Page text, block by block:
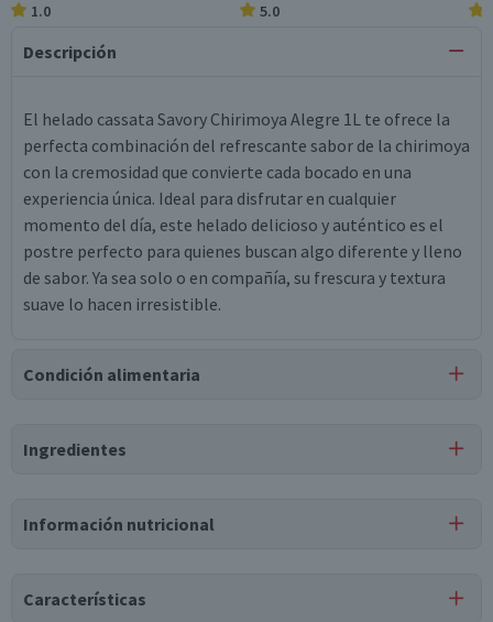
1.0 5.0
Descripción
El helado cassata Savory Chirimoya Alegre 1L te ofrece la
perfecta combinación del refrescante sabor de la chirimoya
con la cremosidad que convierte cada bocado en una
experiencia única. Ideal para disfrutar en cualquier
momento del día, este helado delicioso y auténtico es el
postre perfecto para quienes buscan algo diferente y lleno
de sabor. Ya sea solo o en compañía, su frescura y textura
suave lo hacen irresistible.
Condición alimentaria
Ingredientes
de ácidos grasos, emulsionante polisorbato 80,
Información nutricional
Características